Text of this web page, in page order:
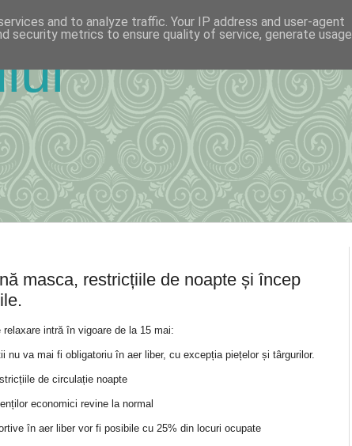
masca, restricțiile de noapte și încep
relaxare intră în vigoare de la 15 mai:
nu va mai fi obligatoriu în aer liber, cu excepția piețelor și târgurilor.
de circulație noapte
economici revine la normal
în aer liber vor fi posibile cu 25% din locuri ocupate
and to analyze traffic. Your IP address and user-agent
security metrics to ensure quality of service, generate usage